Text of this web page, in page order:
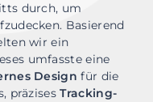
durch, um
Basierend
wir ein
umfasste eine
Design für die
präzisesTracking-